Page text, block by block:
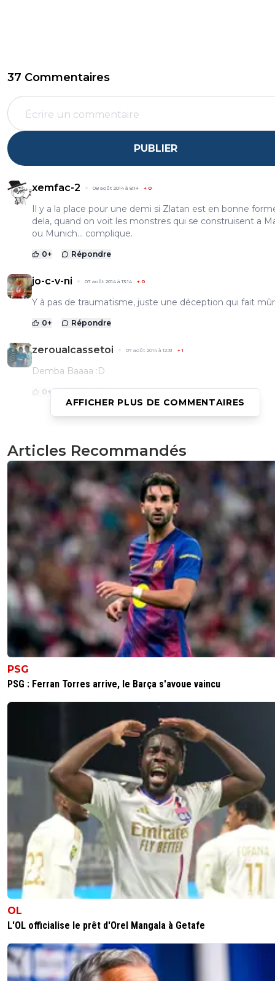
37 Commentaires
PUBLIER
xemfac-2 08 août 2014 à 8:14 + 0
Il y a la place pour une demi si Zlatan est en bonne
dela, quand on voit les monstres qui se construisent a
ou Munich... complique.
0+ Répondre
jo-c-v-ni 07 août 2014 à 13:14 + 0
Y à pas de traumatisme, juste une déception qui fait
0+ Répondre
zeroualcassetoi 07 août 2014 à 12:31 +1
Demba Baaaa :D
0+ Répondre
Ça y est! Foot01 confie ses titres à MessiBarca... Ça
arriver...L'interview était plutôt intelligente, du coup
vendeur.
+ Répondre
๔zєк๏™ 07 août 2014 à 11:55
Modo ne nous ressort plus cette image sérieux ...
Répondre
om-du109 07 août 2014 à 11:38 +0
Sinon Demba Bâ a violé le Feyenoord avec un hat-trick,
but est similaire à celui qu’il a marqué contre le PSG.
0+ Répondre
chouchouuuus... :)Blague à part, croisez les doigts pour
dans un groupe bidon comme les années
Répondre
atshua 07 août 2014 à 12:15 +0
Groupe bidon?attendez quand on va rencontrer
équipe de merde et la raclée qu'elle va prendre
0+ Répondre
knock-girouuuuud 07 août 2014 à 12:34
Ouep, groupe bidon. Vous avez battu que des
bidons en fait. Dès qu'il y a un bon club en
vous ramassez la tronche.Désolé de te
benfica finaliste europa league !! olympiacos a
battre manchester en 8 eme .... groupe bidon !
AFFICHER PLUS DE COMMENTAIRES
Articles Recommandés
PSG
PSG : Ferran Torres arrive, le Barça s'avoue vaincu
OL
L'OL officialise le prêt d'Orel Mangala à Getafe